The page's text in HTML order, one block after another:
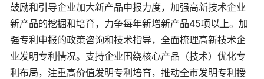
鼓励和引导企业加大新产品申报力度，加强高新技术企业
新产品的挖掘和培育，力争每年新增新产品45项以上。加
强专利申报的政策咨询和技术指导，全面梳理高新技术企
业发明专利情况。支持企业围绕核心产品（技术）优化专
利布局，注重高价值发明专利培育，推动全市发明专利授